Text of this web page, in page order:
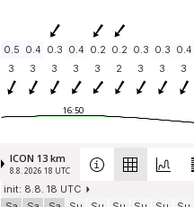
0.5 0.4 0.3 0.4 0.2 0.2 0.3 0.3 0.4
3
3 3 3 3 2 3 3 3
16:50
ICON 13 km
8.8. 2026 18 UTC
init: 8.8. 18 UTC